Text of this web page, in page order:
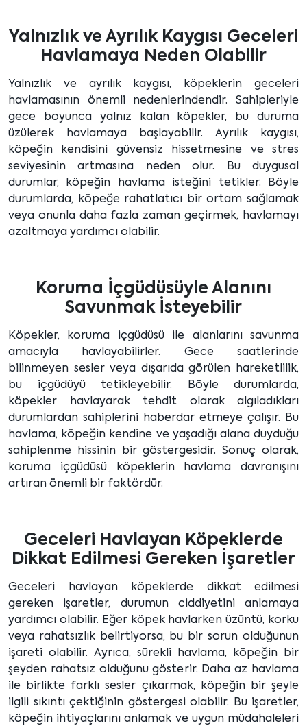
Yalnızlık ve Ayrılık Kaygısı Geceleri
Havlamaya Neden Olabilir
Yalnızlık ve ayrılık kaygısı, köpeklerin geceleri
havlamasının önemli nedenlerindendir. Sahipleriyle
gece boyunca yalnız kalan köpekler, bu duruma
üzülerek havlamaya başlayabilir. Ayrılık kaygısı,
köpeğin kendisini güvensiz hissetmesine ve stres
seviyesinin artmasına neden olur. Bu duygusal
durumlar, köpeğin havlama isteğini tetikler. Böyle
durumlarda, köpeğe rahatlatıcı bir ortam sağlamak
veya onunla daha fazla zaman geçirmek, havlamayı
azaltmaya yardımcı olabilir.
Koruma İçgüdüsüyle Alanını
Savunmak İsteyebilir
Köpekler, koruma içgüdüsü ile alanlarını savunma
amacıyla havlayabilirler. Gece saatlerinde
bilinmeyen sesler veya dışarıda görülen hareketlilik,
bu içgüdüyü tetikleyebilir. Böyle durumlarda,
köpekler havlayarak tehdit olarak algıladıkları
durumlardan sahiplerini haberdar etmeye çalışır. Bu
havlama, köpeğin kendine ve yaşadığı alana duyduğu
sahiplenme hissinin bir göstergesidir. Sonuç olarak,
koruma içgüdüsü köpeklerin havlama davranışını
artıran önemli bir faktördür.
Geceleri Havlayan Köpeklerde
Dikkat Edilmesi Gereken İşaretler
Geceleri havlayan köpeklerde dikkat edilmesi
gereken işaretler, durumun ciddiyetini anlamaya
yardımcı olabilir. Eğer köpek havlarken üzüntü, korku
veya rahatsızlık belirtiyorsa, bu bir sorun olduğunun
işareti olabilir. Ayrıca, sürekli havlama, köpeğin bir
şeyden rahatsız olduğunu gösterir. Daha az havlama
ile birlikte farklı sesler çıkarmak, köpeğin bir şeyle
ilgili sıkıntı çektiğinin göstergesi olabilir. Bu işaretler,
köpeğin ihtiyaçlarını anlamak ve uygun müdahaleleri